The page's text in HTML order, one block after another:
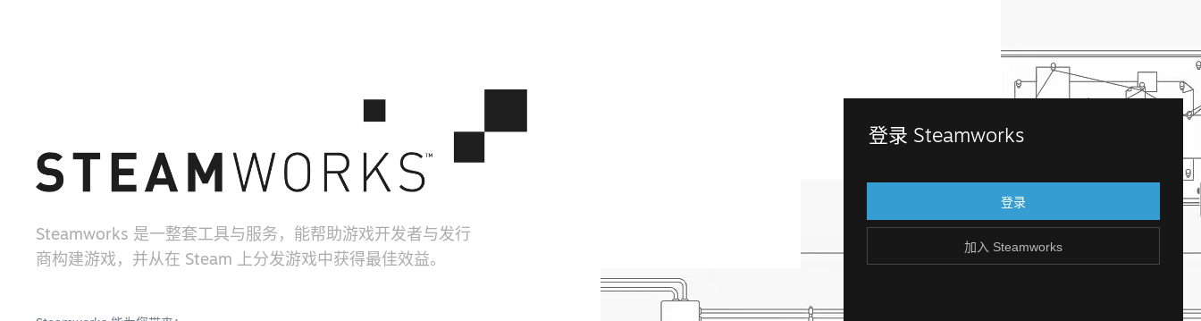
Steamworks 是一整套工具与服务，能帮助游戏开发者与发行
商构建游戏，并从在 Steam 上分发游戏中获得最佳效益。
登录 Steamworks
登录
加入 Steamworks
加入 Steamworks
还没有 Steam 帐户？创建一个，轻松免费！
创建 Steam 帐户